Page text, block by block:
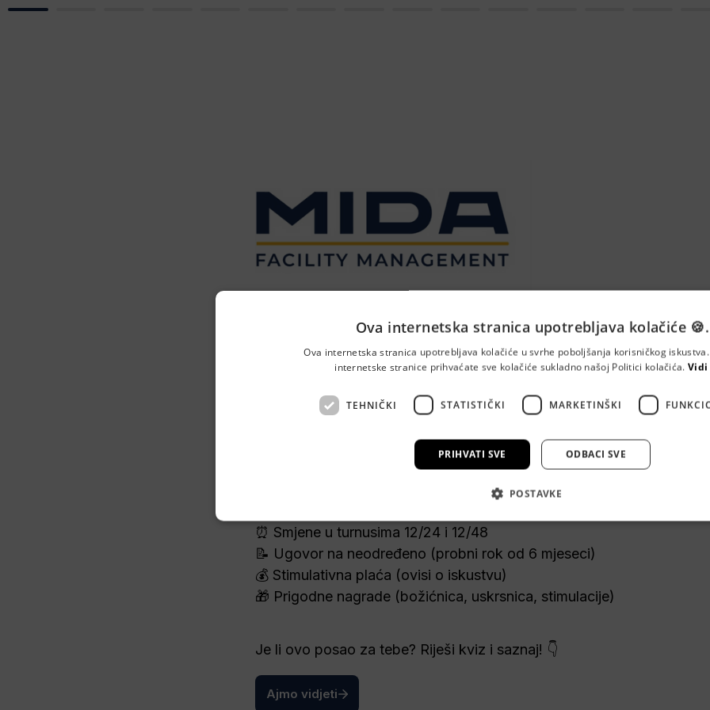
Vatrogasac (m/ž)
⏰ Smjene u turnusima 12/24 i 12/48
📝 Ugovor na neodređeno (probni rok od 6 mjeseci)
💰 Stimulativna plaća (ovisi o iskustvu)
🎁 Prigodne nagrade (božićnica, uskrsnica, stimulacije)
Je li ovo posao za tebe? Riješi kviz i saznaj! 👇
Ajmo vidjeti
Ova internetska stranica upotrebljava kolačiće 🍪.
Ova internetska stranica upotrebljava kolačiće u svrhe poboljšanja korisničkog
internetske stranice prihvaćate sve kolačiće sukladno našoj Politici kolačića. Vidi
TEHNIČKI STATISTIČKI MARKETINŠKI
PRIHVATI SVE ODBACI SVE
POSTAVKE